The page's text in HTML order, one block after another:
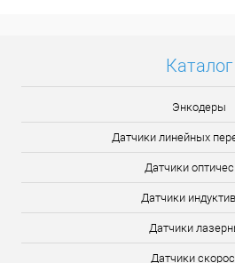
Каталог
Энкодеры
Датчики линейных
Датчики
Датчики
Датчики
Датчики